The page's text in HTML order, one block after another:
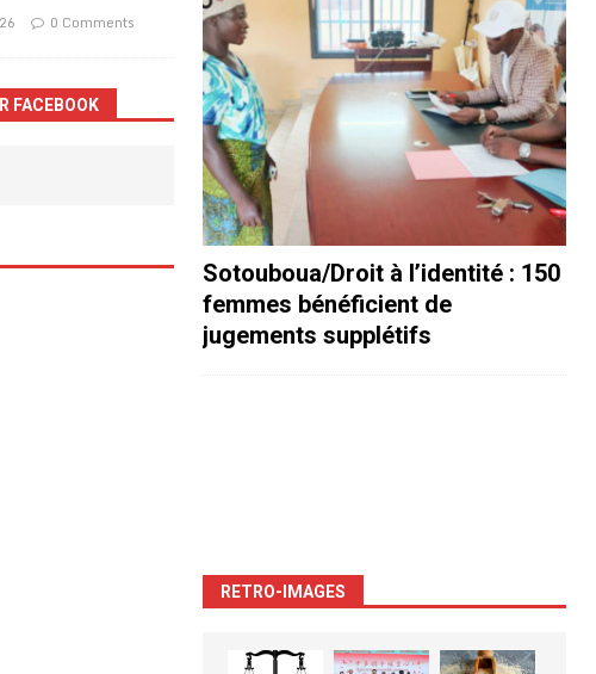
0 Comments
FACEBOOK
Sotouboua/Droit à l’identité : 150
femmes bénéficient de
jugements supplétifs
RETRO-IMAGES